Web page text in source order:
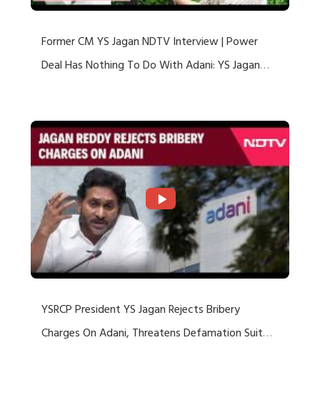
Former CM YS Jagan NDTV Interview | Power
Deal Has Nothing To Do With Adani: YS Jagan
YSRCP President YS Jagan Rejects Bribery
Charges On Adani, Threatens Defamation Suit